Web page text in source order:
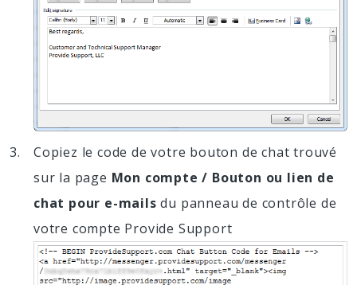
Copiez le code de votre bouton de chat trouvé
sur la page Mon compte / Bouton ou lien de
chat pour e-mails du panneau de contrôle de
votre compte Provide Support